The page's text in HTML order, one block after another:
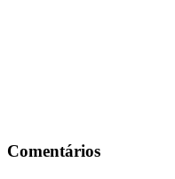
Comentários